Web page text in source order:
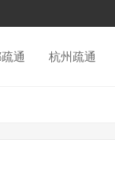
通 杭州疏通